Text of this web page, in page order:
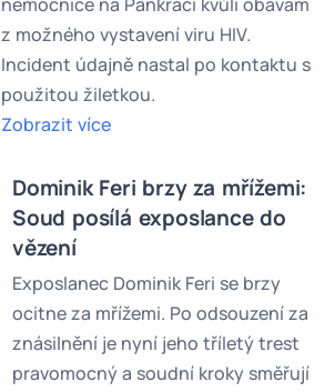
z možného vystavení viru HIV.
Incident údajně nastal po kontaktu s
použitou žiletkou.
Zobrazit více
Dominik Feri brzy za mřížemi:
Soud posílá exposlance do
vězení
Exposlanec Dominik Feri se brzy
ocitne za mřížemi. Po odsouzení za
znásilnění je nyní jeho tříletý trest
pravomocný a soudní kroky směřují